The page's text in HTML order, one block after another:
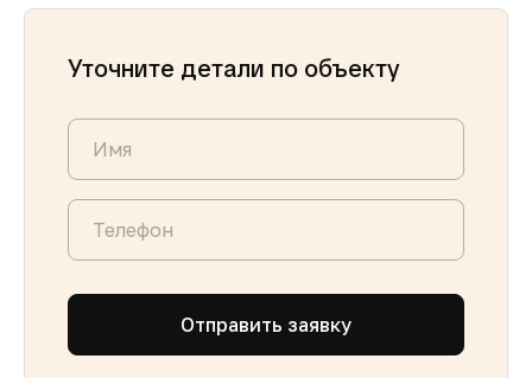
Уточните детали по объекту
Отправить заявку